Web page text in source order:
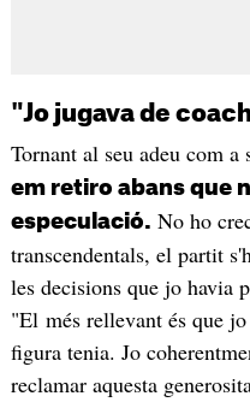
"Jo jugava de
Tornant al seu adeu com
em retiro abans que
especulació. No ho
transcendentals, el partit
les decisions que jo havia
"El més rellevant és que
figura tenia. Jo
reclamar aquesta